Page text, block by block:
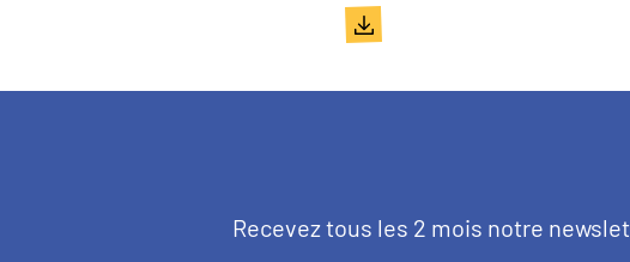
du
document
Document
Texte
Recevez tous les 2 mois notre